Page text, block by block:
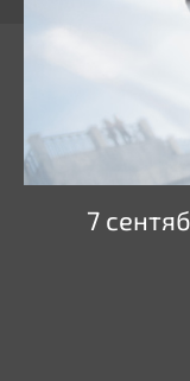
7